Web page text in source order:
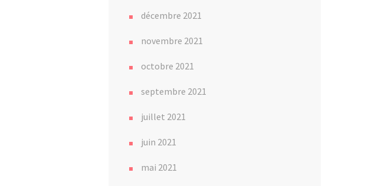
décembre 2021
novembre 2021
octobre 2021
septembre 2021
juillet 2021
juin 2021
mai 2021